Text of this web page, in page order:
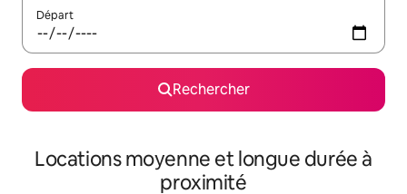
Départ
Rechercher
Locations moyenne et longue durée à
proximité